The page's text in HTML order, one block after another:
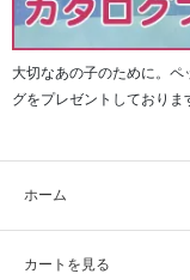
大切なあの子のために。
グをプレゼントしており
ホーム
カートを見る